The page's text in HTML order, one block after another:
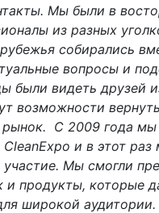
Мы были в
из разных
собирались
вопросы и
были видеть друзей
возможности
рынок. С 2009 года мы
CleanExpo и в этот
участие. Мы смогли
и продукты, которые
широкой аудитории.